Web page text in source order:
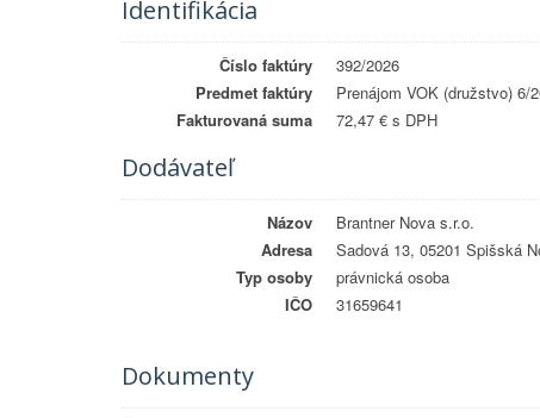
Identifikácia
Číslo faktúry
392/2026
Predmet faktúry
Prenájom VOK (družstvo) 6/
Fakturovaná suma
72,47 € s DPH
Dodávateľ
Názov
Brantner Nova s.r.o.
Adresa
Sadová 13, 05201 Spišská
Typ osoby
právnická osoba
IČO
31659641
Dokumenty